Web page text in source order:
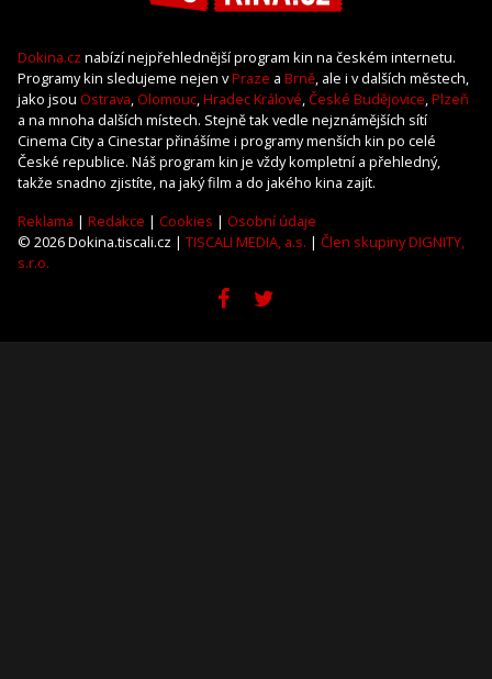
Dokina.cz nabízí nejpřehlednější program kin na českém internetu.
Programy kin sledujeme nejen vPraze a Brně, ale i v dalších městech,
jako jsou Ostrava, Olomouc,Hradec Králové,České Budějovice,Plzeň
a na mnoha dalších místech. Stejně tak vedle nejznámějších sítí
Cinema City a Cinestar přinášíme i programy menších kin po celé
České republice. Náš program kin je vždy kompletní a přehledný,
takže snadno zjistíte, na jaký film a do jakého kina zajít.
Reklama | Redakce | Cookies | Osobní údaje
© 2026 Dokina.tiscali.cz | TISCALI MEDIA, a.s. | Člen skupiny DIGNITY,
s.r.o.